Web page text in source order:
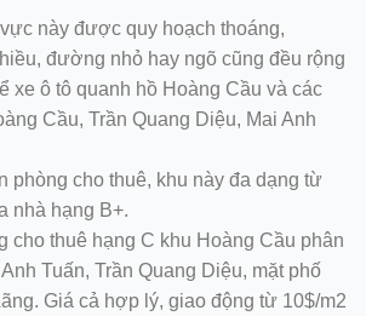
này được quy hoạch thoáng,
đường nhỏ hay ngõ cũng đều rộng
xe ô tô quanh hồ Hoàng Cầu và các
Cầu, Trần Quang Diệu, Mai Anh
phòng cho thuê, khu này đa dạng từ
nhà hạng B+.
cho thuê hạng C khu Hoàng Cầu phân
Tuấn, Trần Quang Diệu, mặt phố
Giá cả hợp lý, giao động từ 10$/m2